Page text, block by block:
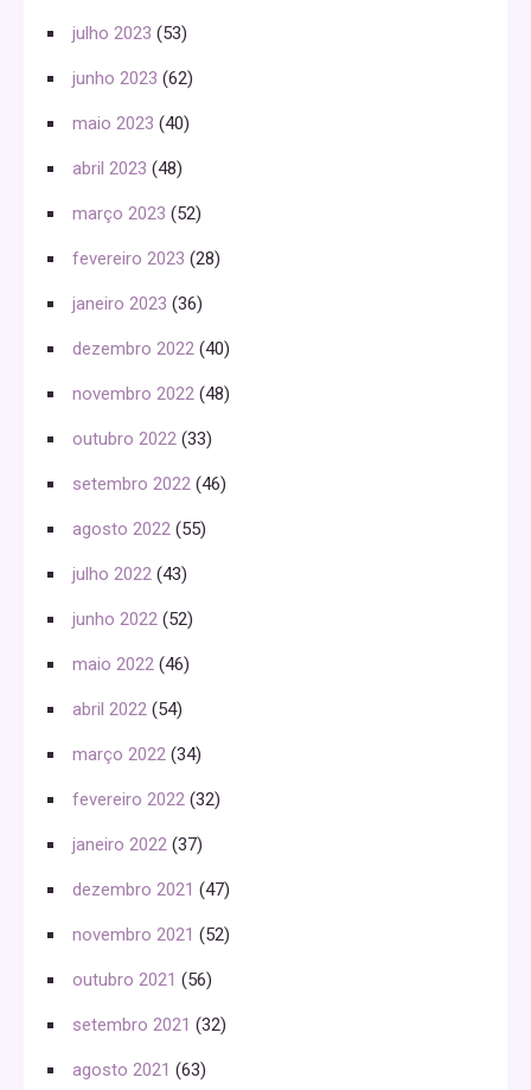
julho 2023 (53)
junho 2023 (62)
maio 2023 (40)
abril 2023 (48)
março 2023 (52)
fevereiro 2023 (28)
janeiro 2023 (36)
dezembro 2022 (40)
novembro 2022 (48)
outubro 2022 (33)
setembro 2022 (46)
agosto 2022 (55)
julho 2022 (43)
junho 2022 (52)
maio 2022 (46)
abril 2022 (54)
março 2022 (34)
fevereiro 2022 (32)
janeiro 2022 (37)
dezembro 2021 (47)
novembro 2021 (52)
outubro 2021 (56)
setembro 2021 (32)
agosto 2021 (63)